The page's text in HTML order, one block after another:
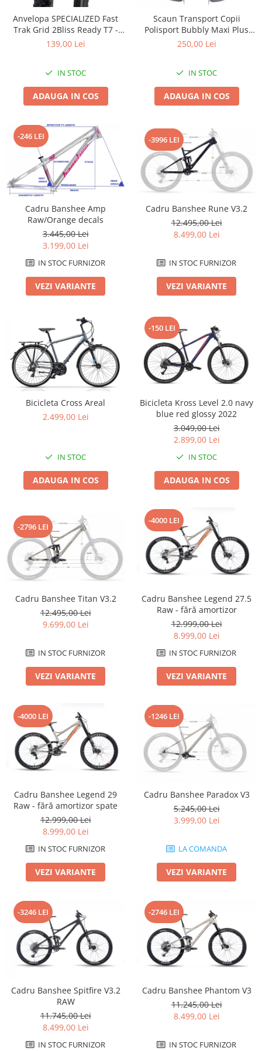
Camere
Cuvete (headset)
Frâne pe jantă
Plăcuțe frână
Piese frâne
Frâne pe disc
Furci fixe
Piese furci
Furci cu suspensie
Ghidaje și întinzătoare lanț
Ghidoane și atașabile
Jante
Lanțuri
Za conectare rapidă
Manete frână
Manete combo
Piese manete
Manete schimbător
Manșoane și ghidolină
Ghidolină
Accesorii
Pinioane
Pipe
Roți spate
Set roți
Accesorii roți
Roți față
Schimbătoare spate
Tije sa
Tije telescopice
Coliere tije șa
Manete tije telescopice
Piese tije sa
Tije fixe
Tubeless și soluții anti-pană
Arcuri
Groupset
Pompe
Produse întreținere
Scule și dispozitive
Sisteme antifurt
Sonerii
Suporți și portbagaje auto
Încălțăminte
Anvelopa SPECIALIZED Fast
Trak Grid 2Bliss Ready T7 -
29x2.35 Black - Tubeless
139,00 Lei
IN STOC
ADAUGA IN COS
Scaun Transport Copii
Polisport Bubbly Maxi Plus
CFS PRINDERE pe PORTBAGAJ
250,00 Lei
IN STOC
ADAUGA IN COS
-246 LEI
Cadru Banshee Amp
Raw/Orange decals
3.445,00 Lei
3.199,00 Lei
IN STOC FURNIZOR
VEZI VARIANTE
-3996 LEI
Cadru Banshee Rune V3.2
12.495,00 Lei
8.499,00 Lei
IN STOC FURNIZOR
VEZI VARIANTE
Bicicleta Cross Areal
2.499,00 Lei
IN STOC
ADAUGA IN COS
-150 LEI
Bicicleta Kross Level 2.0 navy
blue red glossy 2022
3.049,00 Lei
2.899,00 Lei
IN STOC
ADAUGA IN COS
-2796 LEI
Cadru Banshee Titan V3.2
12.495,00 Lei
9.699,00 Lei
IN STOC FURNIZOR
VEZI VARIANTE
-4000 LEI
Cadru Banshee Legend 27.5
Raw - fără amortizor
12.999,00 Lei
8.999,00 Lei
IN STOC FURNIZOR
VEZI VARIANTE
-4000 LEI
Cadru Banshee Legend 29
Raw - fără amortizor spate
12.999,00 Lei
8.999,00 Lei
IN STOC FURNIZOR
VEZI VARIANTE
-1246 LEI
Cadru Banshee Paradox V3
5.245,00 Lei
3.999,00 Lei
LA COMANDA
VEZI VARIANTE
-3246 LEI
Cadru Banshee Spitfire V3.2
RAW
11.745,00 Lei
8.499,00 Lei
IN STOC FURNIZOR
-2746 LEI
Cadru Banshee Phantom V3
11.245,00 Lei
8.499,00 Lei
IN STOC FURNIZOR